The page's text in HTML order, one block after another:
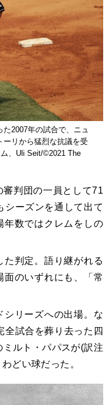
2007年の試合で、ニュ
ーリから猛烈な抗議を受
、Uli Seit/©2021 The
判団の一員として71
シーズンを通して出て
年数ではクレムをしの
た判定。語り継がれる
面のいずれにも、「常
シリーズへの出場。な
全試合を葬り去った四
ルト・パパスが(訳注
どい球だった。